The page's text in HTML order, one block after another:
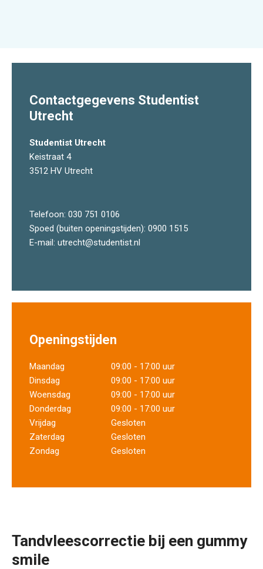
Contactgegevens Studentist
Utrecht
Studentist Utrecht
Keistraat 4
3512 HV Utrecht
Telefoon: 030 751 0106
Spoed (buiten openingstijden): 0900 1515
E-mail: utrecht@studentist.nl
Openingstijden
Maandag
09:00 - 17:00 uur
Dinsdag
09:00 - 17:00 uur
Woensdag
09:00 - 17:00 uur
Donderdag
09:00 - 17:00 uur
Vrijdag
Gesloten
Zaterdag
Gesloten
Zondag
Gesloten
Tandvleescorrectie bij een gummy
smile